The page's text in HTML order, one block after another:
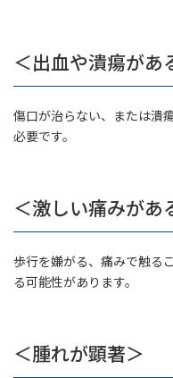
＜出血や潰瘍があ
傷口が治らない、または潰
必要です。
＜激しい痛みがあ
歩行を嫌がる、痛みで触る
る可能性があります。
＜腫れが顕著＞